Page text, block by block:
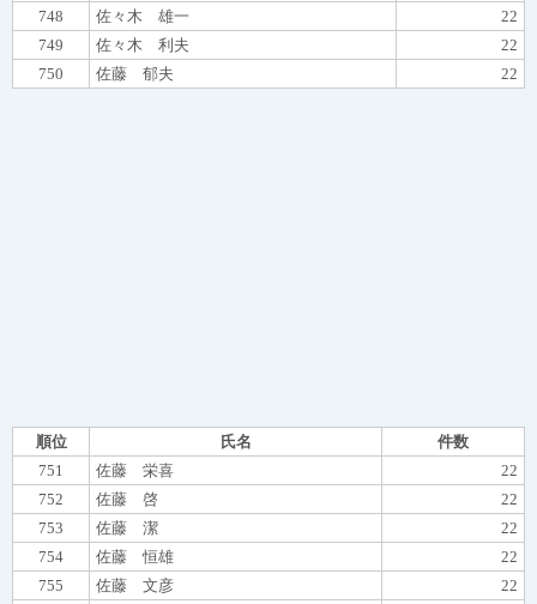
748 佐々木 雄一
22
749
佐々木 利夫
22
750
佐藤 郁夫 22
順位 氏名
件数
751
佐藤 栄喜
22
752
佐藤 啓
22
753
佐藤 潔
22
754
佐藤 恒雄
22
755
佐藤 文彦
22